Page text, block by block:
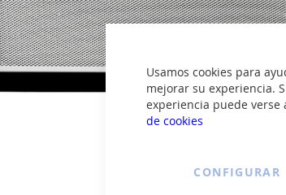
Usamos cookies para
mejorar su experiencia.
experiencia puede verse
de cookies
CONFIGURAR